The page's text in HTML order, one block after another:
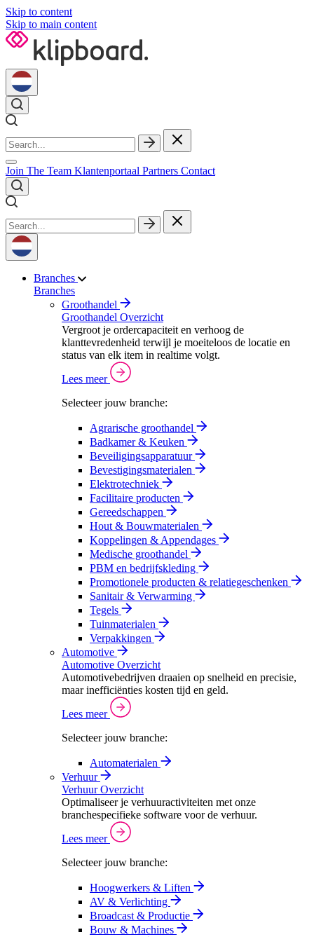
Skip to content
Skip to main content
Join The Team Klantenportaal Partners Contact
Branches
Branches
Groothandel
Groothandel Overzicht
Vergroot je ordercapaciteit en verhoog de
klanttevredenheid terwijl je moeiteloos de locatie en
status van elk item in realtime volgt.
Lees meer
Selecteer jouw branche:
Agrarische groothandel
Badkamer & Keuken
Beveiligingsapparatuur
Bevestigingsmaterialen
Elektrotechniek
Facilitaire producten
Gereedschappen
Hout & Bouwmaterialen
Koppelingen & Appendages
Medische groothandel
PBM en bedrijfskleding
Promotionele producten & relatiegeschenken
Sanitair & Verwarming
Tegels
Tuinmaterialen
Verpakkingen
Automotive
Automotive Overzicht
Automotivebedrijven draaien op snelheid en precisie,
maar inefficiënties kosten tijd en geld.
Lees meer
Selecteer jouw branche:
Automaterialen
Verhuur
Verhuur Overzicht
Optimaliseer je verhuuractiviteiten met onze
branchespecifieke software voor de verhuur.
Lees meer
Selecteer jouw branche:
Hoogwerkers & Liften
AV & Verlichting
Broadcast & Productie
Bouw & Machines